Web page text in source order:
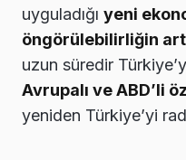
uyguladığı yeni
öngörülebilirliğin
uzun süredir
Avrupalı ve ABD’li
yeniden Türkiye’yi